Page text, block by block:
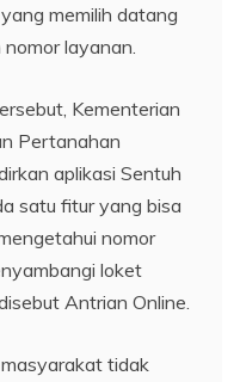
memilih datang
layanan.
Kementerian
Pertanahan
aplikasi Sentuh
satu fitur yang bisa
nomor
loket
Antrian Online.
tidak